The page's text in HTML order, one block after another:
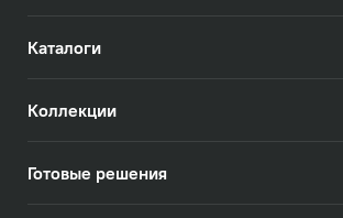
Каталоги
Коллекции
Готовые решения